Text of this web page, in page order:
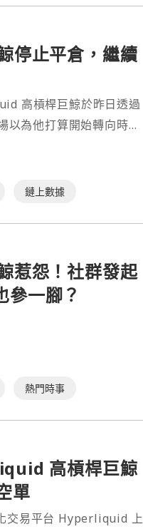
停止平倉，繼續
高槓桿巨鯨於昨日透過
以為他打算開始轉向時，
後，選擇關閉 TWAP 訂
做空比特幣。⋯
鏈上數據
惹怨！社群發起
參一腳？
熱門時事
高槓桿巨鯨
單
交易平台 Hyperliquid 上